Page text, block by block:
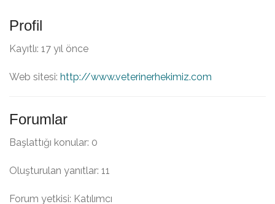
Profil
Kayıtlı: 17 yıl önce
Web sitesi: http://www.veterinerhekimiz.com
Forumlar
Başlattığı konular: 0
Oluşturulan yanıtlar: 11
Forum yetkisi: Katılımcı